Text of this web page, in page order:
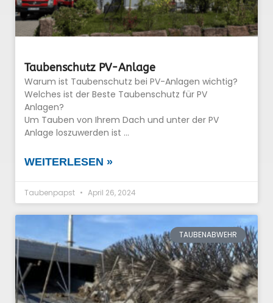
Taubenschutz PV-Anlage
Warum ist Taubenschutz bei PV-Anlagen wichtig?
Welches ist der Beste Taubenschutz für PV
Anlagen?
Um Tauben von Ihrem Dach und unter der PV
Anlage loszuwerden ist …
WEITERLESEN »
Taubenpapst April 26, 2024
TAUBENABWEHR